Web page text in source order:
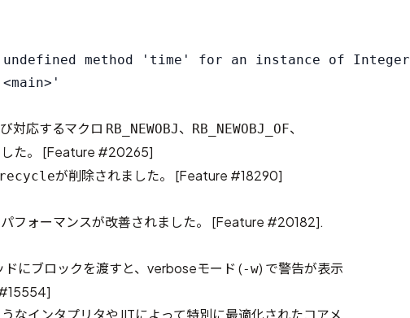
method 'time' for an instance of Integer
対応するマクロ RB_NEWOBJ、 RB_NEWOBJ_OF、
た。 [Feature #20265]
が削除されました。 [Feature #18290]
フォーマンスが改善されました。 [Feature #20182].
にブロックを渡すと、verboseモード (-w) で警告が表示
]
なインタプリタやJITによって特別に最適化されたコアメ